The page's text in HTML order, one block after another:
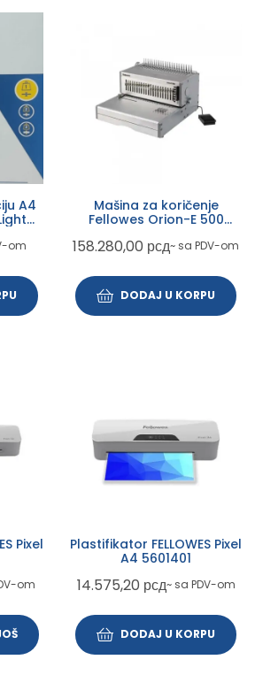
A4
om
Mašina za koričenje
Fellowes Orion-E 500
158.280,00 рсд~ sa PDV-om
DODAJ U KORPU
Pixel
om
Plastifikator FELLOWES Pixel
A4 5601401
14.575,20 рсд~ sa PDV-om
DODAJ U KORPU